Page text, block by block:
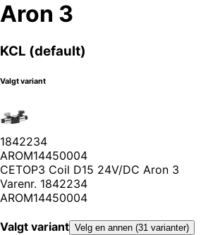
Aron 3
KCL (default)
Valgt variant
1842234
AROM14450004
CETOP3 Coil D15 24V/DC Aron 3
Varenr. 1842234
AROM14450004
Valgt variant Velg en annen (31 varianter)